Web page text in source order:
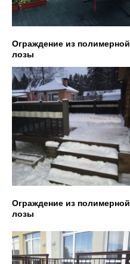
Ограждение из полимерной
лозы
Ограждение из полимерной
лозы